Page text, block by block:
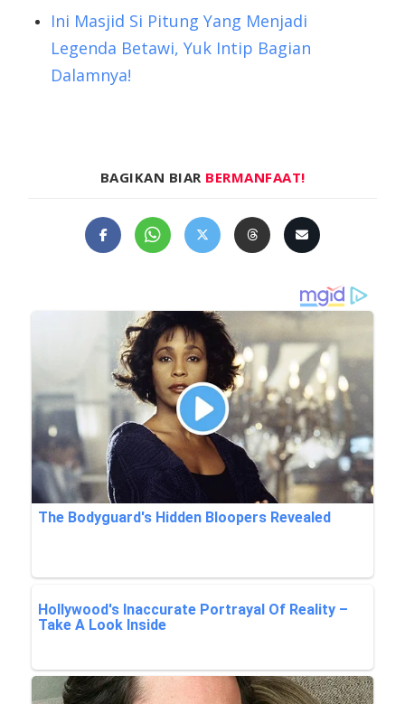
Ini Masjid Si Pitung Yang Menjadi
Legenda Betawi, Yuk Intip Bagian
Dalamnya!
BAGIKAN BIAR BERMANFAAT!